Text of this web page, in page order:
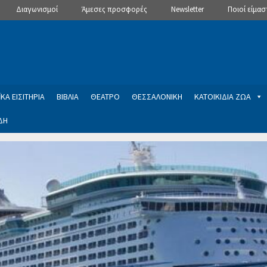
Διαγωνισμοί Άμεσες προσφορές Newsletter Ποιοί
ΕΙΣΙΤΗΡΙΑ ΒΙΒΛΙΑ ΘΕΑΤΡΟ ΘΕΣΣΑΛΟΝΙΚΗ ΚΑΤΟΙΚΙΔΙΑ ΖΩΑ
Newsletter
εγγραφής στο Newsletter του Dealistas.grΕπικοινωνία